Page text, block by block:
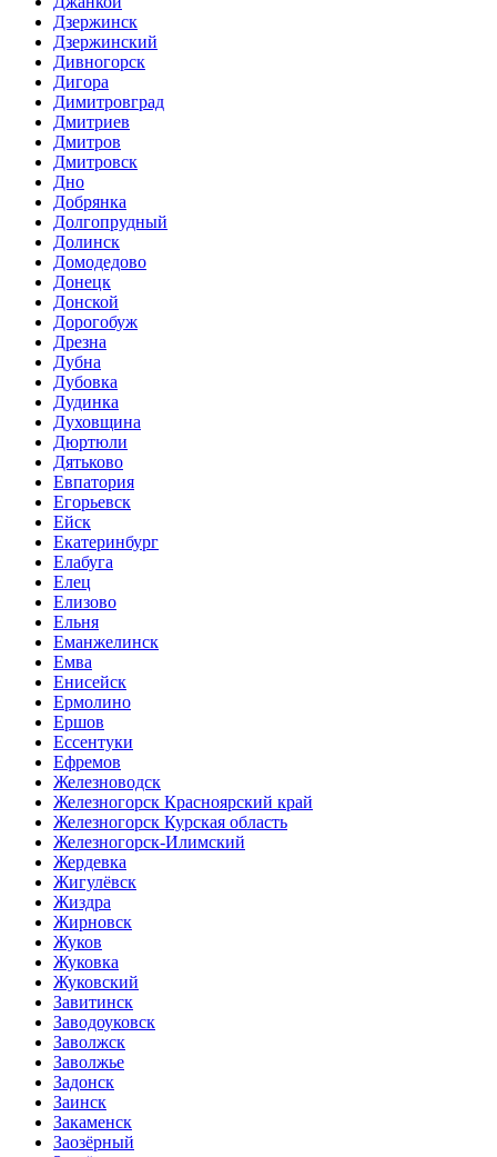
Дзержинск
Дзержинский
Дивногорск
Дигора
Димитровград
Дмитриев
Дмитров
Дмитровск
Дно
Добрянка
Долгопрудный
Долинск
Домодедово
Донецк
Донской
Дорогобуж
Дрезна
Дубна
Дубовка
Дудинка
Духовщина
Дюртюли
Дятьково
Евпатория
Егорьевск
Ейск
Екатеринбург
Елабуга
Елец
Елизово
Ельня
Еманжелинск
Емва
Енисейск
Ермолино
Ершов
Ессентуки
Ефремов
Железноводск
Железногорск Красноярский край
Железногорск Курская область
Железногорск-Илимский
Жердевка
Жигулёвск
Жиздра
Жирновск
Жуков
Жуковка
Жуковский
Завитинск
Заводоуковск
Заволжск
Заволжье
Задонск
Заинск
Закаменск
Заозёрный